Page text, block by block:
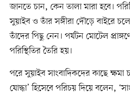
জানতে চান, কেন তালা মারা হবে।
সুয়াইব ও তাঁর সঙ্গীরা দৌড়ে বাইরে
তাঁদের পিছু নেন। পর্যটন মোটেল
পরিস্থিতির তৈরি হয়।
পরে সুয়াইব সাংবাদিকদের কাছে ক্ষমা
যোদ্ধা’ হিসেবে পরিচয় দিয়ে বলেন,